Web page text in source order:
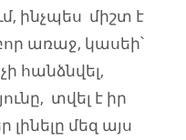
ինչպես միշտ է
առաջ, կասեի՝
հանձնվել,
տվել է իր
լինելը մեզ այս